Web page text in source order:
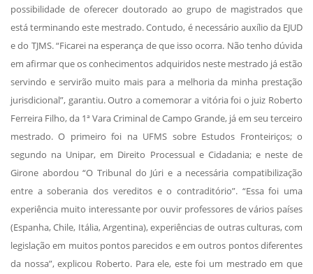
possibilidade de oferecer doutorado ao grupo de magistrados que
está terminando este mestrado. Contudo, é necessário auxílio da EJUD
e do TJMS. “Ficarei na esperança de que isso ocorra. Não tenho dúvida
em afirmar que os conhecimentos adquiridos neste mestrado já estão
servindo e servirão muito mais para a melhoria da minha prestação
jurisdicional”, garantiu. Outro a comemorar a vitória foi o juiz Roberto
Ferreira Filho, da 1ª Vara Criminal de Campo Grande, já em seu terceiro
mestrado. O primeiro foi na UFMS sobre Estudos Fronteiriços; o
segundo na Unipar, em Direito Processual e Cidadania; e neste de
Girone abordou “O Tribunal do Júri e a necessária compatibilização
entre a soberania dos vereditos e o contraditório”. “Essa foi uma
experiência muito interessante por ouvir professores de vários países
(Espanha, Chile, Itália, Argentina), experiências de outras culturas, com
legislação em muitos pontos parecidos e em outros pontos diferentes
da nossa”, explicou Roberto. Para ele, este foi um mestrado em que